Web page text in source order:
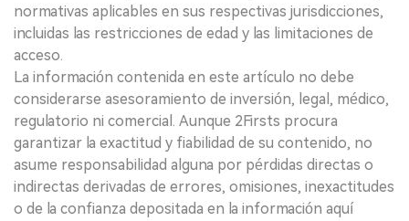
normativas aplicables en sus respectivas jurisdicciones,
incluidas las restricciones de edad y las limitaciones de
acceso.
La información contenida en este artículo no debe
considerarse asesoramiento de inversión, legal, médico,
regulatorio ni comercial. Aunque 2Firsts procura
garantizar la exactitud y fiabilidad de su contenido, no
asume responsabilidad alguna por pérdidas directas o
indirectas derivadas de errores, omisiones, inexactitudes
o de la confianza depositada en la información aquí